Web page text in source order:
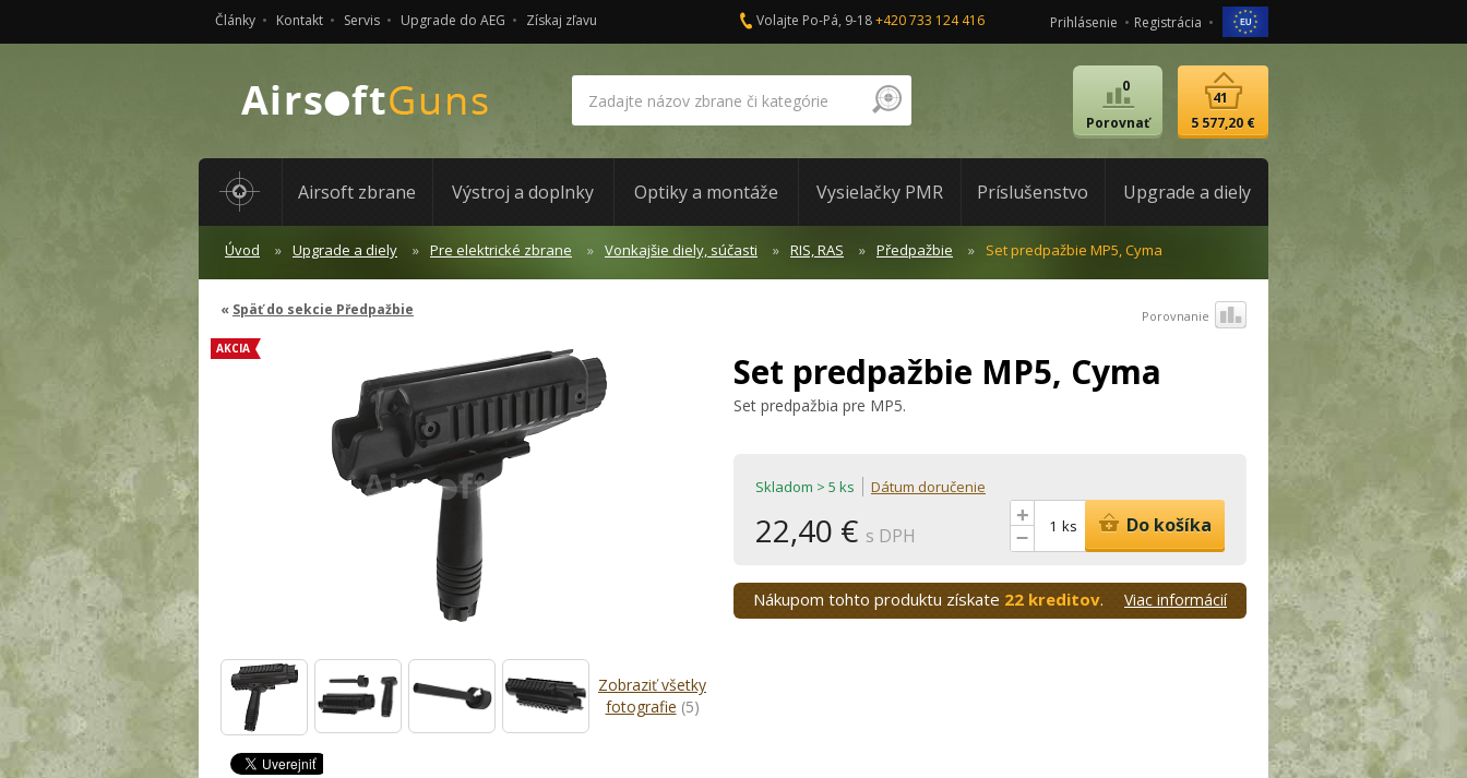
Články Kontakt Servis Upgrade do AEG Získaj zľavu Volajte Po-Pá, 9-18+420 733 124 416 Prihlásenie Registrácia
Porovnať
0
5 577,20 €
41
Airsoft zbrane Výstroj a doplnky Optiky a montáže Vysielačky PMR Príslušenstvo Upgrade a diely
Úvod Upgrade a diely Pre elektrické zbrane Vonkajšie diely, súčasti RIS, RAS Předpažbie Set predpažbie MP5, Cyma
Späť do sekcie Předpažbie Porovnanie
Zobraziť všetky
fotografie (5)
AKCIA
Set predpažbie MP5, Cyma
Set predpažbia pre MP5.
Skladom > 5 ks Dátum doručenie
22,40 € s DPH
+
–
ks Do košíka
Nákupom tohto produktu získate 22 kreditov. Viac informácií